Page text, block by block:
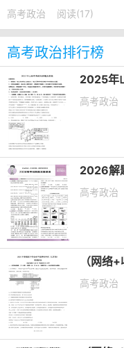
高考政治 阅读(17)
高考政治排行榜
2025年
高考政治
2026解
高考政治
高考政治